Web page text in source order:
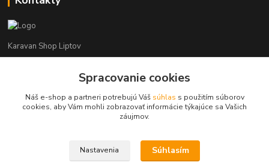
Karavan Shop Liptov
+421 903 626 885
info@karavanshopliptov.sk
Spracovanie cookies
Náš e-shop a partneri potrebujú Váš súhlas s použitím súborov
cookies, aby Vám mohli zobrazovať informácie týkajúce sa Vašich
záujmov.
Nastavenia Súhlasím